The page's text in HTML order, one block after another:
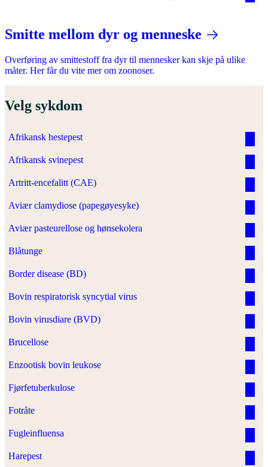
Smitte mellom dyr og menneske
Overføring av smittestoff fra dyr til mennesker kan skje på ulike
måter. Her får du vite mer om zoonoser.
Velg sykdom
Afrikansk hestepest
Afrikansk svinepest
Artritt-encefalitt (CAE)
Aviær clamydiose (papegøyesyke)
Aviær pasteurellose og hønsekolera
Blåtunge
Border disease (BD)
Bovin respiratorisk syncytial virus
Bovin virusdiare (BVD)
Brucellose
Enzootisk bovin leukose
Fjørfetuberkulose
Fotråte
Fugleinfluensa
Harepest